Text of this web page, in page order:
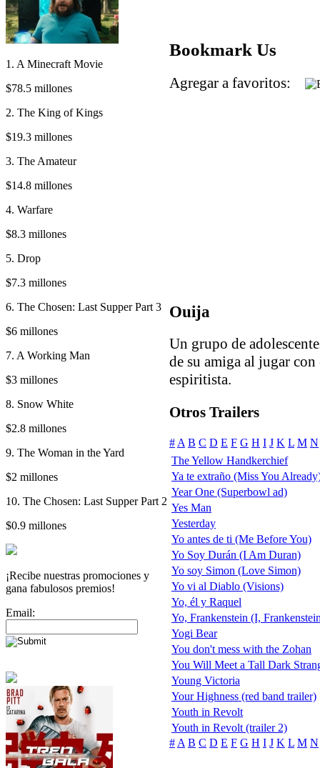
1. A Minecraft Movie
$78.5 millones
2. The King of Kings
$19.3 millones
3. The Amateur
$14.8 millones
4. Warfare
$8.3 millones
5. Drop
$7.3 millones
6. The Chosen: Last Supper Part 3
$6 millones
7. A Working Man
$3 millones
8. Snow White
$2.8 millones
9. The Woman in the Yard
$2 millones
10. The Chosen: Last Supper Part 2
$0.9 millones
¡Recibe nuestras promociones y
gana fabulosos premios!
Email:
Bookmark Us
Agregar a favoritos:
Ouija
Un grupo de
de su amiga al jugar
espiritista.
Otros Trailers
# A B C D E F G H I J K L M N
The Yellow Handkerchief
Ya te extraño (Miss You
Year One (Superbowl ad)
Yes Man
Yesterday
Yo antes de ti (Me Before You)
Yo Soy Durán (I Am Duran)
Yo soy Simon (Love Simon)
Yo vi al Diablo (Visions)
Yo, él y Raquel
Yo, Frankenstein (I,
Yogi Bear
You don't mess with the Zohan
You Will Meet a Tall Dark
Young Victoria
Your Highness (red band trailer)
Youth in Revolt
Youth in Revolt (trailer 2)
# A B C D E F G H I J K L M N